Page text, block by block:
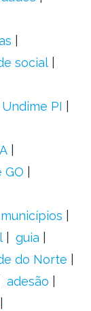
social
Undime PI
GO
guia
do Norte
adesão